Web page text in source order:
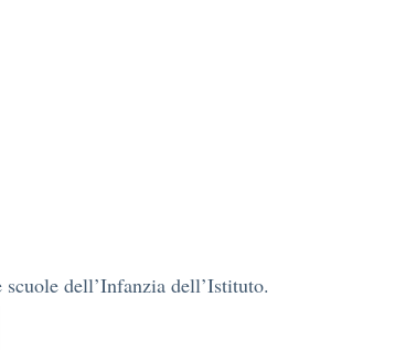
dell’Infanzia dell’Istituto.